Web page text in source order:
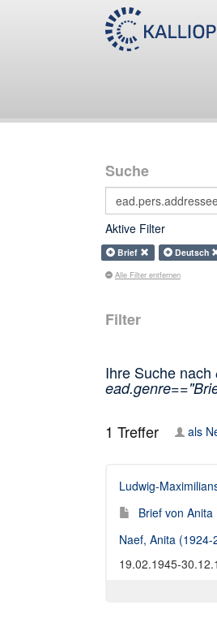
Suche
Aktive Filter
Brief Deutsch
Alle Filter entfernen
Filter
Ihre Suche nach
1 Treffer als
Ludwig-
Brief von
Naef, Anita (1924-
19.02.1945-